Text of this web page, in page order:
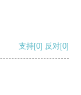
支持[0] 反对[0]